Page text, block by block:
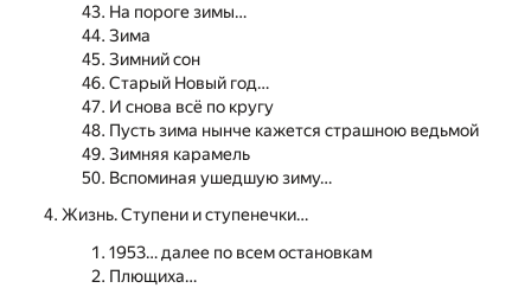
На пороге зимы…
Зима
Зимний сон
Старый Новый год…
И снова всё по кругу
Пусть зима нынче кажется страшною ведьмой
Зимняя карамель
Вспоминая ушедшую зиму…
Жизнь. Ступени и ступенечки…
1953… далее по всем остановкам
Плющиха…